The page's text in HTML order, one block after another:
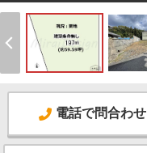
電話で問合わせ